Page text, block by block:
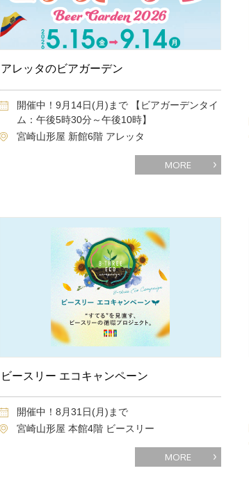
アレッタのビアガーデン
開催中！9月14日(月)まで 【ビアガーデンタイ
ム：午後5時30分～午後10時】
宮崎山形屋 新館6階 アレッタ
MORE
ビースリー エコキャンペーン
開催中！8月31日(月)まで
宮崎山形屋 本館4階 ビースリー
MORE